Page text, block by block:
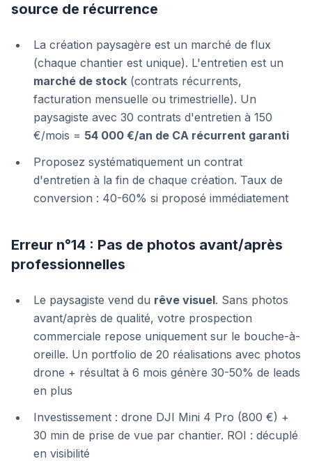
source de récurrence
La création paysagère est un marché de flux
(chaque chantier est unique). L'entretien est un
marché de stock (contrats récurrents,
facturation mensuelle ou trimestrielle). Un
paysagiste avec 30 contrats d'entretien à 150
€/mois = 54 000 €/an de CA récurrent garanti
Proposez systématiquement un contrat
d'entretien à la fin de chaque création. Taux de
conversion : 40-60% si proposé immédiatement
Erreur n°14 : Pas de photos avant/après
professionnelles
Le paysagiste vend du rêve visuel. Sans photos
avant/après de qualité, votre prospection
commerciale repose uniquement sur le bouche-à-
oreille. Un portfolio de 20 réalisations avec photos
drone + résultat à 6 mois génère 30-50% de leads
en plus
Investissement : drone DJI Mini 4 Pro (800 €) +
30 min de prise de vue par chantier. ROI : décuplé
en visibilité